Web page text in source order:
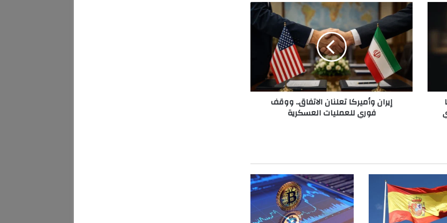
إ
ي
ر
و
م
ي
ن
ا
ا
ل
ا
إيران وأميركا تعلنان الاتفاق.. ووقف
فوري للعمليات العسكرية